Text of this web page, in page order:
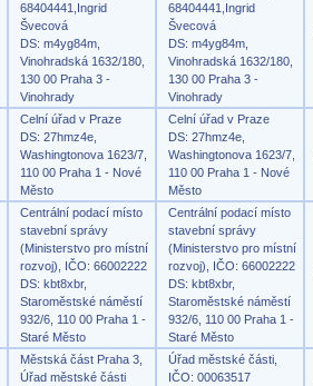
68404441,Ingrid
Švecová
DS: m4yg84m,
Vinohradská 1632/180,
130 00 Praha 3 -
Vinohrady
68404441,Ingrid
Švecová
DS: m4yg84m,
Vinohradská 1632/180,
130 00 Praha 3 -
Vinohrady
Celní úřad v Praze
DS: 27hmz4e,
Washingtonova 1623/7,
110 00 Praha 1 - Nové
Město
Celní úřad v Praze
DS: 27hmz4e,
Washingtonova 1623/7,
110 00 Praha 1 - Nové
Město
Centrální podací místo
stavební správy
(Ministerstvo pro místní
rozvoj), IČO: 66002222
DS: kbt8xbr,
Staroměstské náměstí
932/6, 110 00 Praha 1 -
Staré Město
Centrální podací místo
stavební správy
(Ministerstvo pro místní
rozvoj), IČO: 66002222
DS: kbt8xbr,
Staroměstské náměstí
932/6, 110 00 Praha 1 -
Staré Město
Městská část Praha 3,
Úřad městské části
Úřad městské části,
IČO: 00063517